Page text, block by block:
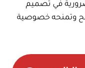
في تصميم
وتمنحه خصوصية